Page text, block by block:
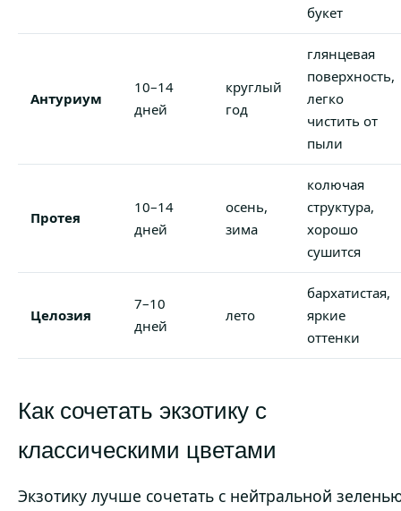
букет
Антуриум
10–14
дней
круглый
год
глянцевая
поверхность,
легко
чистить от
пыли
Протея
10–14
дней
осень,
зима
колючая
структура,
хорошо
сушится
Целозия
7–10
дней
лето
бархатистая,
яркие
оттенки
Как сочетать экзотику с
классическими цветами
Экзотику лучше сочетать с нейтральной